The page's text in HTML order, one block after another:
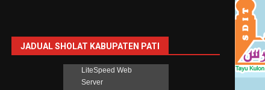
JADUAL SHOLAT KABUPATEN PATI